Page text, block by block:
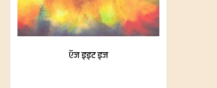
ऍज इइट इज